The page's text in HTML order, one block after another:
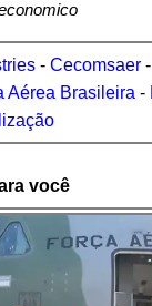
- Cecomsaer -
Aérea Brasileira -
você